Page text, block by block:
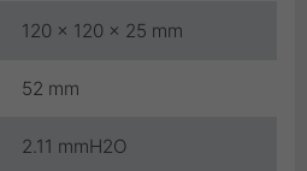
120 x 120 x 25 mm
52 mm
2.11 mmH2O